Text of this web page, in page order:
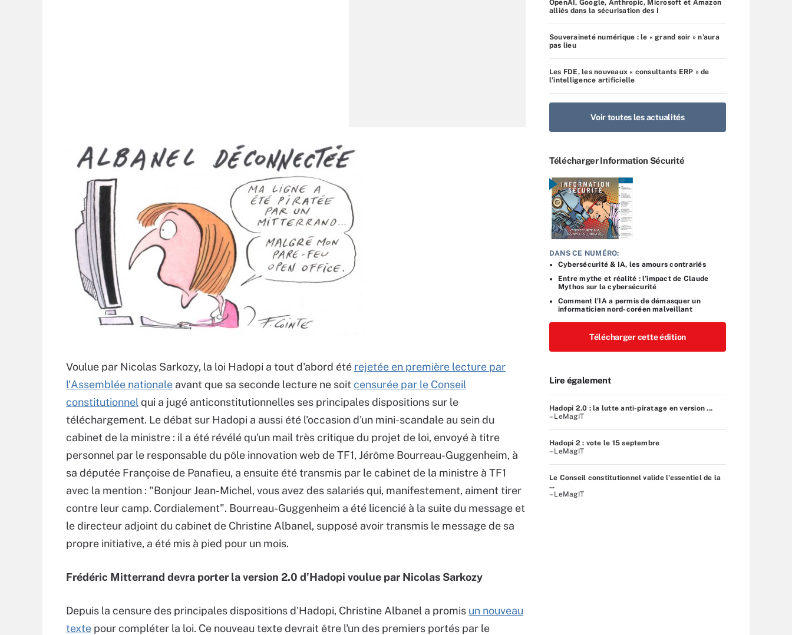
Voulue par Nicolas Sarkozy, la loi Hadopi a tout d'abord été rejetée en première lecture par
l'Assemblée nationale avant que sa seconde lecture ne soit censurée par le Conseil
constitutionnel qui a jugé anticonstitutionnelles ses principales dispositions sur le
téléchargement. Le débat sur Hadopi a aussi été l'occasion d'un mini-scandale au sein du
cabinet de la ministre : il a été révélé qu'un mail très critique du projet de loi, envoyé à titre
personnel par le respon­sable du pôle innovation web de TF1, Jérôme Bourreau-Guggenheim, à
sa députée Françoise de Panafieu, a ensuite été transmis par le cabinet de la ministre à TF1
avec la mention : "Bonjour Jean-Michel, vous avez des salariés qui, manifestement, aiment tirer
contre leur camp. Cordialement". Bourreau-Guggenheim a été licencié à la suite du message et
le directeur adjoint du cabinet de Christine Albanel, supposé avoir transmis le message de sa
propre initiative, a été mis à pied pour un mois.
Frédéric Mitterrand devra porter la version 2.0 d'Hadopi voulue par Nicolas Sarkozy
Depuis la censure des principales dispositions d'Hadopi, Christine Albanel a promis un nouveau
texte pour compléter la loi. Ce nouveau texte devrait être l'un des premiers portés par le
OpenAI, Google, Anthropic, Microsoft et Amazon
alliés dans la sécurisation des I
Souveraineté numérique : le « grand soir » n’aura
pas lieu
Les FDE, les nouveaux « consultants ERP » de
l’intelligence artificielle
Voir toutes les actualités
Télécharger Information Sécurité
DANS CE NUMÉRO:
Cybersécurité & IA, les amours contrariés
Entre mythe et réalité : l’impact de Claude
Mythos sur la cybersécurité
Comment l’IA a permis de démasquer un
informaticien nord-coréen malveillant
Télécharger cette édition
Lire également
Hadopi 2.0 : la lutte anti-piratage en version ...
– LeMagIT
Hadopi 2 : vote le 15 septembre
– LeMagIT
Le Conseil constitutionnel valide l'essentiel de la
...
– LeMagIT